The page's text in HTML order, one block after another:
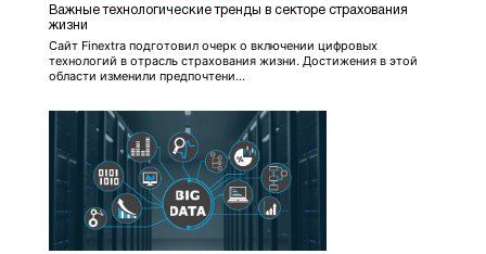
Важные технологические тренды в секторе страхования
жизни
Сайт Finextra подготовил очерк о включении цифровых
технологий в отрасль страхования жизни. Достижения в этой
области изменили предпочтени...